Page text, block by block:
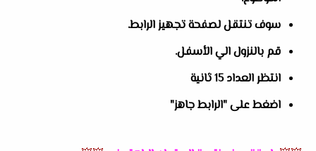
سوف تنتقل لصفحة تجهيز الرابط.
قم بالنزول الي الأسفل.
انتظر العداد 15 ثانية
اضغط على "الرابط جاهز"